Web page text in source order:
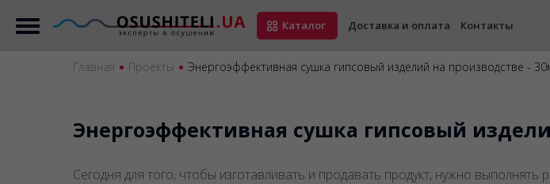
Каталог Доставка и оплата Контакты
Главная Проекты Энергоэффективная сушка гипсовый изделий на производстве -
Энергоэффективная сушка гипсовый
Сегодня для того, чтобы изготавливать и продавать продукт, нужно выполнять